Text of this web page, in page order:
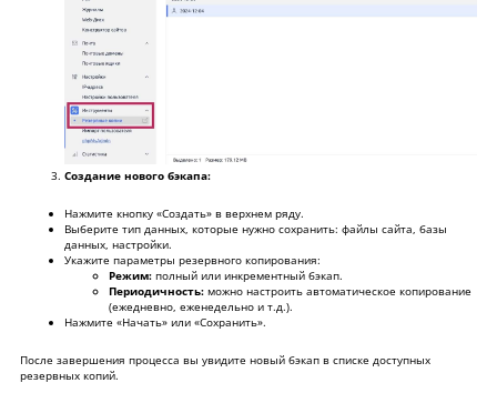
Создание нового бэкапа:
Нажмите кнопку «Создать» в верхнем ряду.
Выберите тип данных, которые нужно сохранить: файлы сайта, базы
данных, настройки.
Укажите параметры резервного копирования:
Режим: полный или инкрементный бэкап.
Периодичность: можно настроить автоматическое копирование
(ежедневно, еженедельно и т.д.).
Нажмите «Начать» или «Сохранить».
После завершения процесса вы увидите новый бэкап в списке доступных
резервных копий.